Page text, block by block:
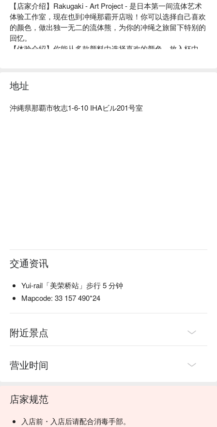
【店家介绍】Rakugaki - Art Project - 是日本第一间流体艺术
体验工作室，现在也到冲绳那霸开店啦！你可以选择自己喜欢
的颜色，做出独一无二的流体熊，为你的冲绳之旅留下特别的
回忆。
【体验介绍】你能从多款颜料中选择喜欢的颜色，放入杯中
样，这也是流体艺术体验最大的魅力！
【更多推荐】位置近冲绳最主要的观光区「国际通」，步行 3
作体验唷。
地址
沖縄県那覇市牧志1-6-10 IHAビル201号室
交通资讯
Yui-rail「美荣桥站」步行 5 分钟
Mapcode: 33 157 490*24
附近景点
营业时间
店家规范
入店前・入店后请配合消毒手部。